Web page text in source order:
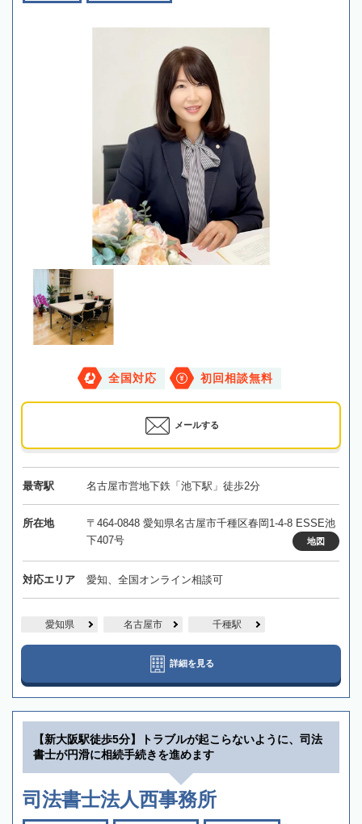
全国対応 初回相談無料
メールする
最寄駅 名古屋市営地下鉄「池下駅」徒歩2分
所在地
〒464-0848 愛知県名古屋市千種区春岡1-4-8 ESSE池
下407号
地図
対応エリア 愛知、全国オンライン相談可
愛知県 名古屋市 千種駅
詳細を見る
【新大阪駅徒歩5分】トラブルが起こらないように、司法
書士が円滑に相続手続きを進めます
司法書士法人西事務所